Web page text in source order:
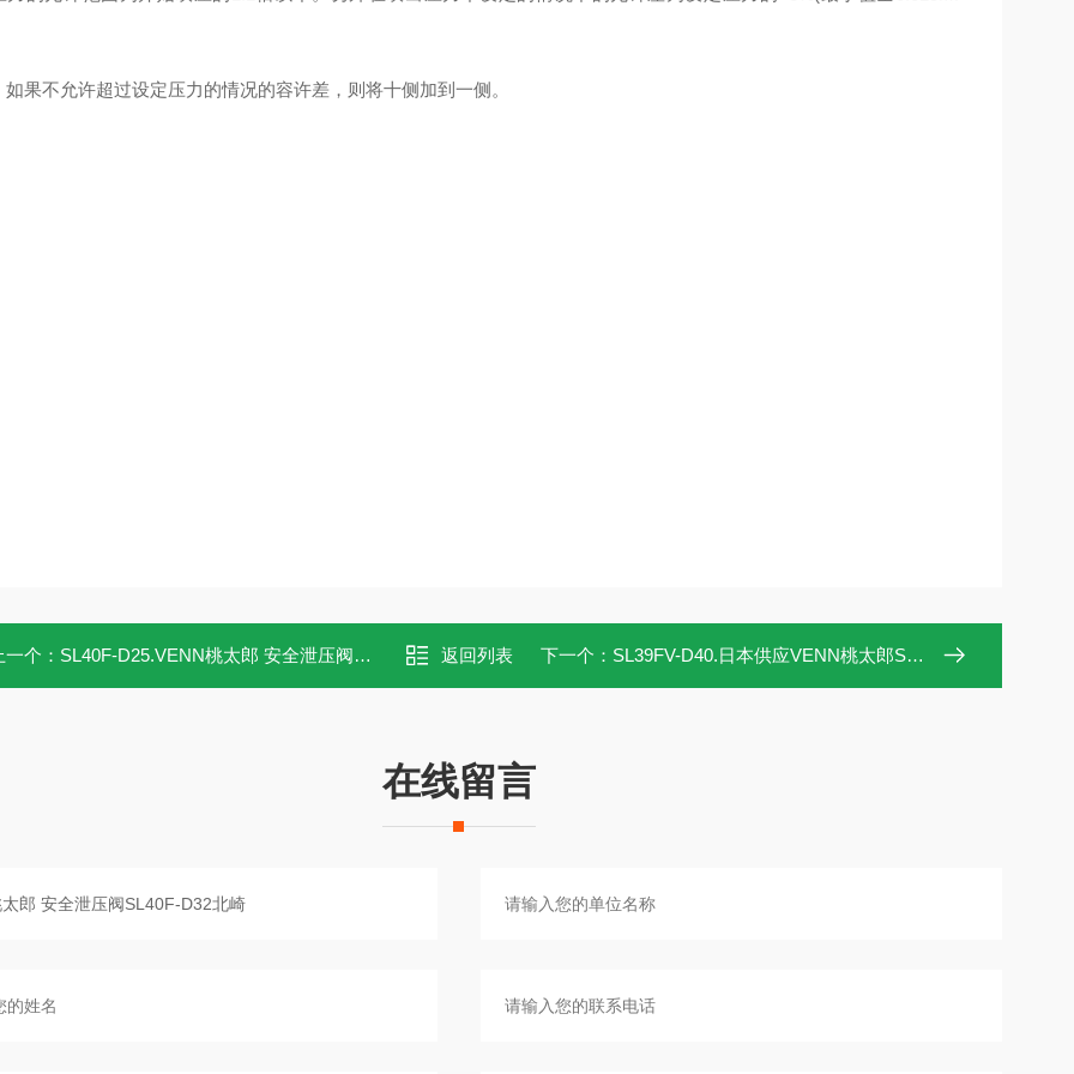
如果不允许超过设定压力的情况的容许差，则将十侧加到一侧。
一个： SL40F-D25.VENN桃太郎 安全泄压阀SL40F-D25北崎 返回列表 下一个： SL39FV-D40.日本供应VENN桃太郎SL39FV-D40安全泄压阀
在线留言